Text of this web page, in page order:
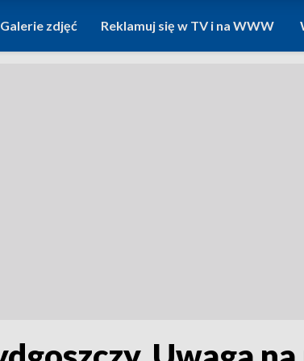
Galerie zdjęć Reklamuj się w TV i na WWW